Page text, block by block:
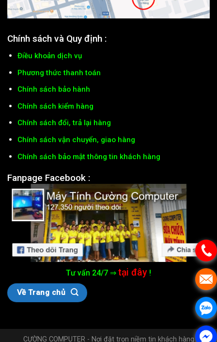
Chính sách và Quy định :
Điều khoản dịch vụ
Phương thức thanh toán
Chính sách bảo hành
Chính sách kiểm hàng
Chính sách đổi, trả lại hàng
Chính sách vận chuyển, giao hàng
Chính sách bảo mật thông tin khách hàng
Fanpage Facebook :
Tư vấn 24/7 ⇒ tại đây !
Về Trang chủ
CƯỜNG COMPUTER - Nơi đặt trọn niềm tin khách hàng